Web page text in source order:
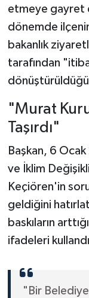
etmeye gayret
dönemde
bakanlık
tarafından
"Murat
Taşırdı"
Başkan, 6
ve İklim
Keçiören'in
geldiğini
baskıların
ifadeleri
"Bir